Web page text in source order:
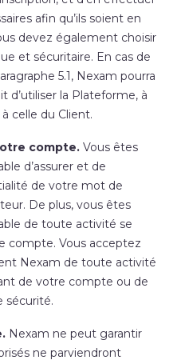
afin qu’ils soient en
devez également choisir
et sécuritaire. En cas de
5.1, Nexam pourra
d’utiliser la Plateforme, à
celle du Client.
compte. Vous êtes
d’assurer et de
de votre mot de
De plus, vous êtes
de toute activité se
compte. Vous acceptez
Nexam de toute activité
de votre compte ou de
sécurité.
Nexam ne peut garantir
ne parviendront